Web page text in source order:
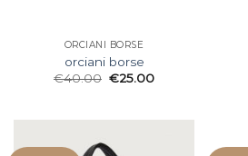
ORCIANI BORSE
orciani borse
€40.00 €25.00